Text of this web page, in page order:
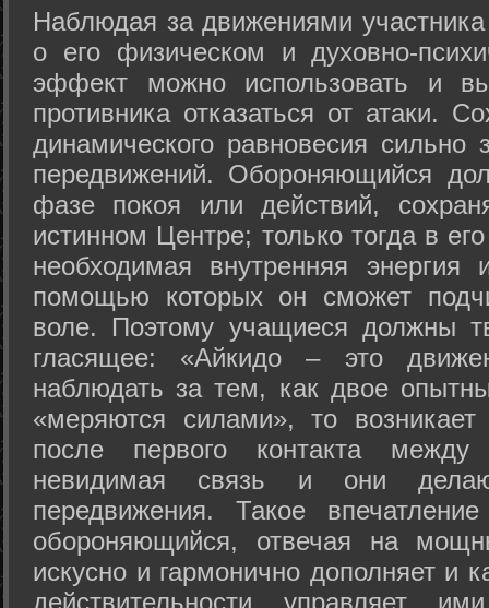
Hаблюдая за движениями
о его физическом и духовно-
эффект можно использовать и
противника отказаться от атаки.
динамического равновесия сильно
передвижений. Обороняющийся
фазе покоя или действий,
истинном Центре; только тогда в
необходимая внутренняя
помощью которых он сможет
воле. Поэтому учащиеся должны
гласящее: «Айкидо – это
наблюдать за тем, как двое
«меряются силами», то возникает
после первого контакта
невидимая связь и они
передвижения. Такое
обороняющийся, отвечая на
искусно и гармонично дополняет и
действительности управляет